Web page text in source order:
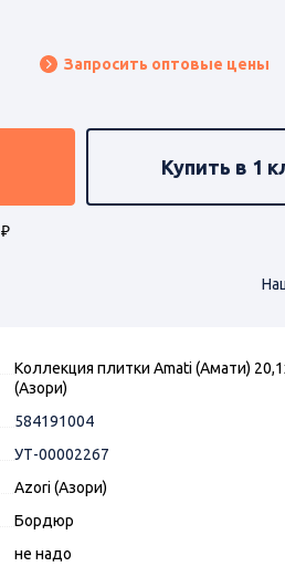
Запросить оптовые цены
Купить в 1
Коллекция плитки Amati (Амати)
(Азори)
584191004
УТ-00002267
Azori (Азори)
Бордюр
не надо